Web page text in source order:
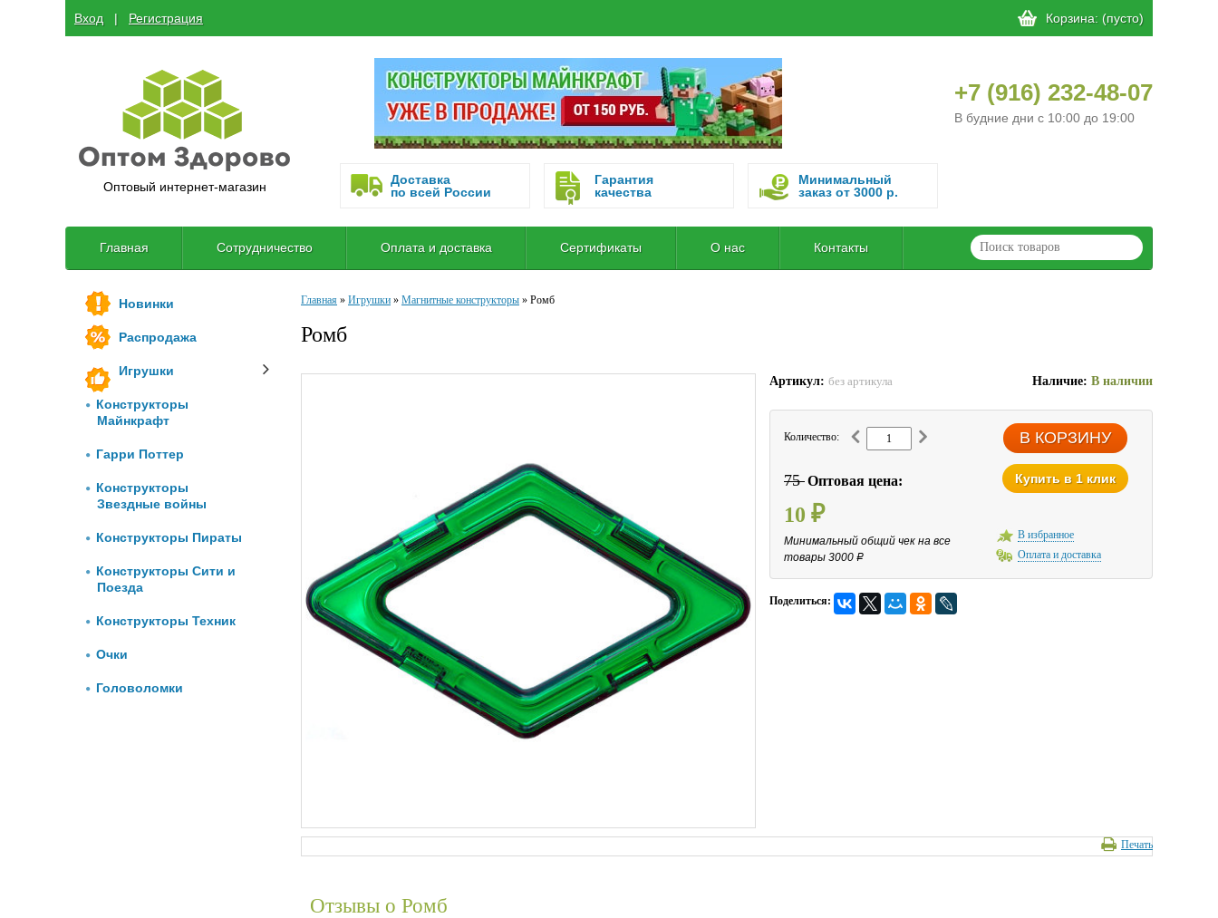
Вход
  |
Регистрация Корзина: (пусто)
Оптовый интернет-магазин
+7 (916) 232-48-07
В будние дни с 10:00 до 19:00
Доставка
по всей России
Гарантия
качества
Минимальный
заказ от 3000 р.
Главная Сотрудничество Оплата и доставка Сертификаты О нас Контакты
Новинки
Распродажа
Игрушки
Конструкторы
Майнкрафт
Гарри Поттер
Конструкторы
Звездные войны
Конструкторы Пираты
Конструкторы Сити и
Поезда
Конструкторы Техник
Очки
Головоломки
Главная » Игрушки » Магнитные конструкторы » Ромб
Ромб
Артикул: без артикула Наличие: В наличии
Количество:
75Оптовая цена:
10 ₽
Минимальный общий чек на все
товары 3000 Р
Купить в 1 клик
В избранное
Оплата и доставка
Поделиться:
Печать
Отзывы о Ромб